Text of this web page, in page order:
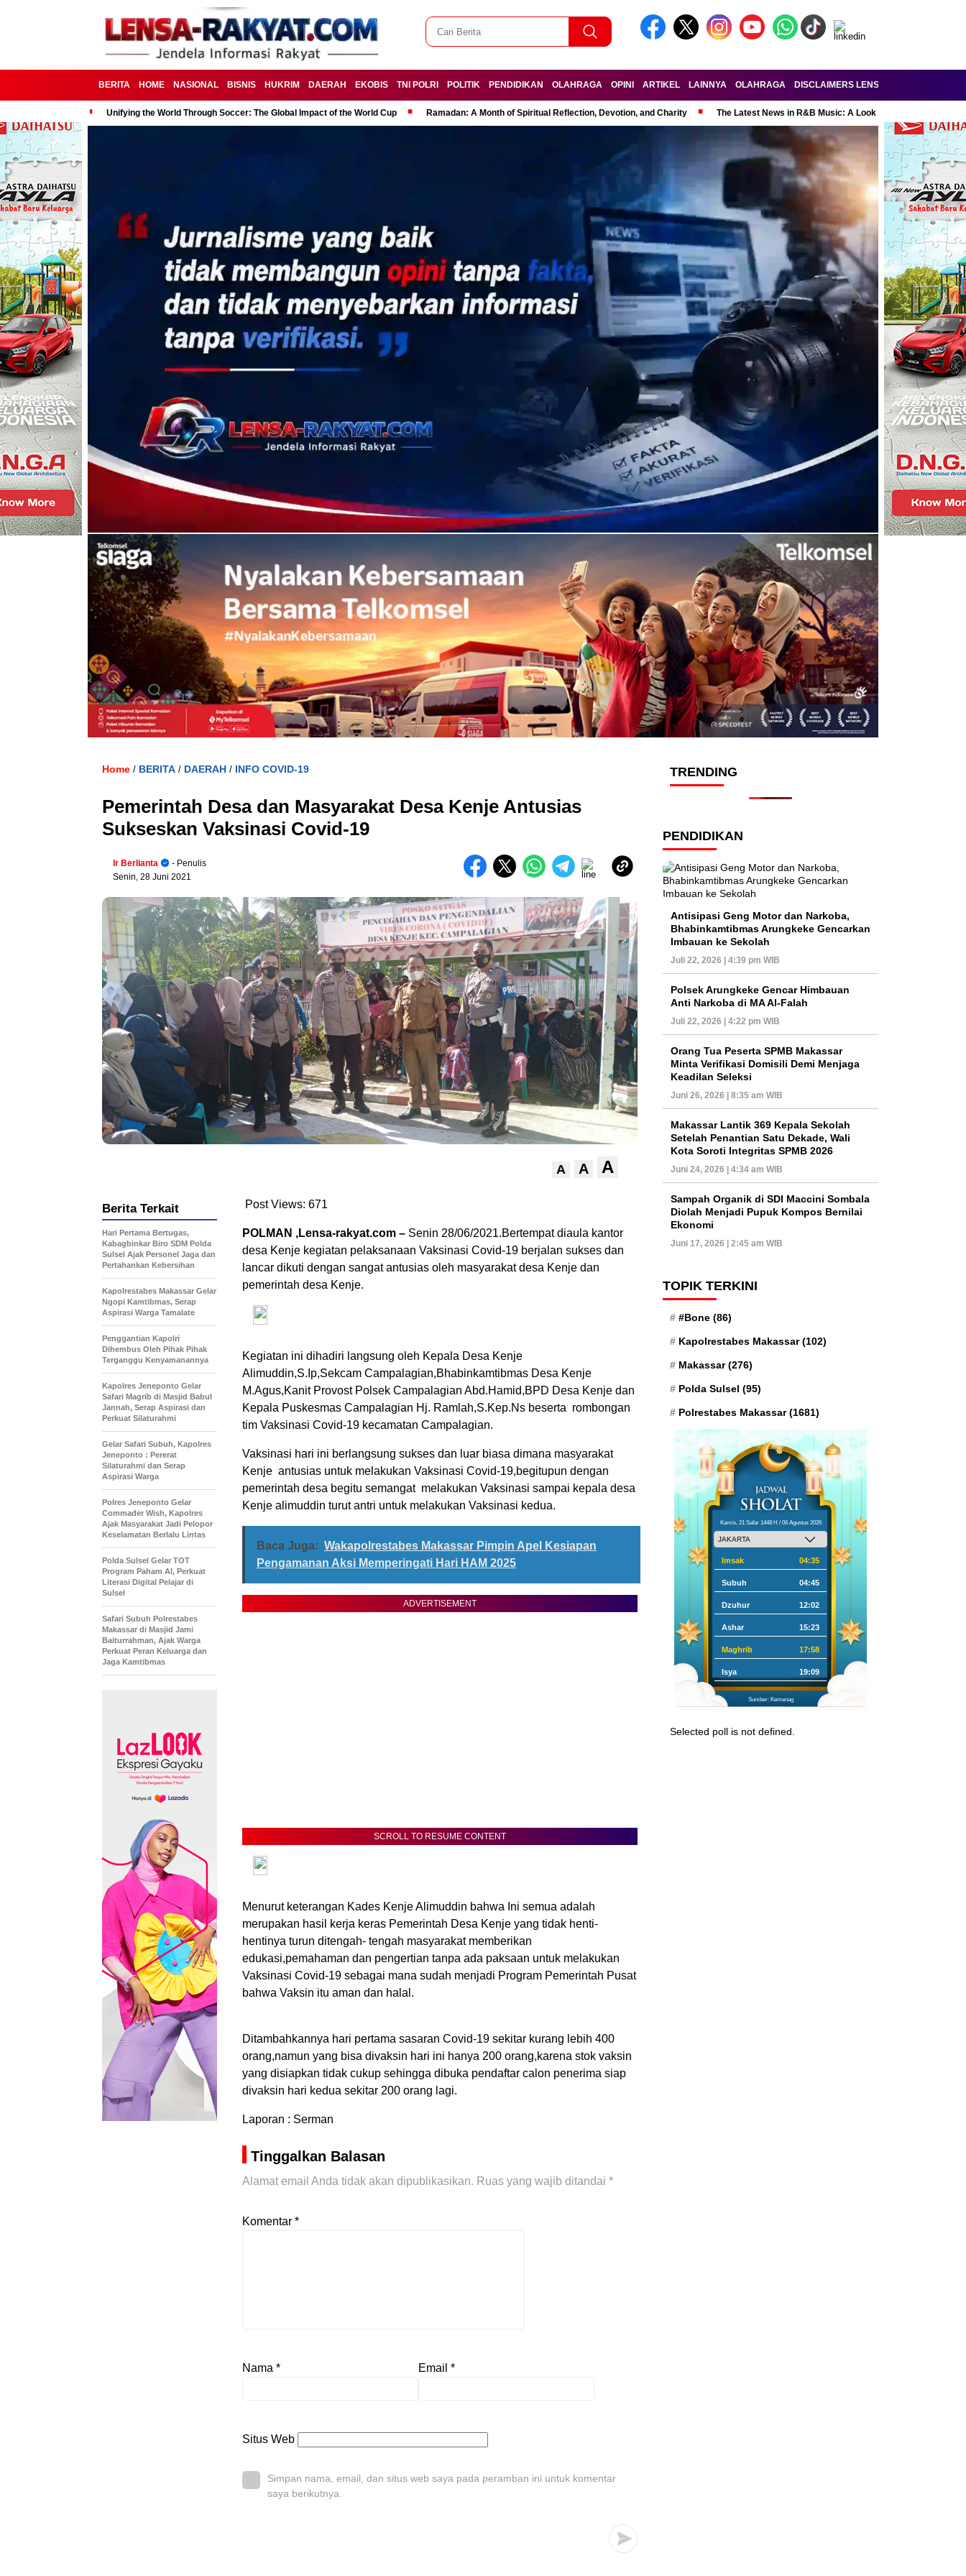
BERITA HOME NASIONAL BISNIS HUKRIM DAERAH EKOBIS TNI POLRI POLITIK PENDIDIKAN OLAHRAGA OPINI ARTIKEL LAINNYA OLAHRAGA DISCLAIMERS LENSA-RAKYAT.COM
Unifying the World Through Soccer: The Global Impact of the World Cup Ramadan: A Month of Spiritual Reflection, Devotion, and Charity The Latest News in R&B Music: A Look at Super Bowl
Home / BERITA / DAERAH / INFO COVID-19
Pemerintah Desa dan Masyarakat Desa Kenje Antusias
Sukseskan Vaksinasi Covid-19
Ir Berlianta
- Penulis
Senin, 28 Juni 2021
A A A
Post Views: 671
POLMAN ,Lensa-rakyat.com – Senin 28/06/2021.Bertempat diaula kantor
desa Kenje kegiatan pelaksanaan Vaksinasi Covid-19 berjalan sukses dan
lancar dikuti dengan sangat antusias oleh masyarakat desa Kenje dan
pemerintah desa Kenje.
Kegiatan ini dihadiri langsung oleh Kepala Desa Kenje
Alimuddin,S.Ip,Sekcam Campalagian,Bhabinkamtibmas Desa Kenje
M.Agus,Kanit Provost Polsek Campalagian Abd.Hamid,BPD Desa Kenje dan
Kepala Puskesmas Campalagian Hj. Ramlah,S.Kep.Ns beserta rombongan
tim Vaksinasi Covid-19 kecamatan Campalagian.
Vaksinasi hari ini berlangsung sukses dan luar biasa dimana masyarakat
Kenje antusias untuk melakukan Vaksinasi Covid-19,begitupun dengan
pemerintah desa begitu semangat melakukan Vaksinasi sampai kepala desa
Kenje alimuddin turut antri untuk melakukan Vaksinasi kedua.
Baca Juga: Wakapolrestabes Makassar Pimpin Apel Kesiapan
Pengamanan Aksi Memperingati Hari HAM 2025
ADVERTISEMENT
SCROLL TO RESUME CONTENT
Menurut keterangan Kades Kenje Alimuddin bahwa Ini semua adalah
merupakan hasil kerja keras Pemerintah Desa Kenje yang tidak henti-
hentinya turun ditengah- tengah masyarakat memberikan
edukasi,pemahaman dan pengertian tanpa ada paksaan untuk melakukan
Vaksinasi Covid-19 sebagai mana sudah menjadi Program Pemerintah Pusat
bahwa Vaksin itu aman dan halal.
Ditambahkannya hari pertama sasaran Covid-19 sekitar kurang lebih 400
orang,namun yang bisa divaksin hari ini hanya 200 orang,karena stok vaksin
yang disiapkan tidak cukup sehingga dibuka pendaftar calon penerima siap
divaksin hari kedua sekitar 200 orang lagi.
Laporan : Serman
Tinggalkan Balasan
Alamat email Anda tidak akan dipublikasikan. Ruas yang wajib ditandai *
Komentar *
Nama * Email *
Situs Web
Simpan nama, email, dan situs web saya pada peramban ini untuk komentar
saya berikutnya.
Berita Terkait
Hari Pertama Bertugas,
Kabagbinkar Biro SDM Polda
Sulsel Ajak Personel Jaga dan
Pertahankan Kebersihan
Kapolrestabes Makassar Gelar
Ngopi Kamtibmas, Serap
Aspirasi Warga Tamalate
Penggantian Kapolri
Dihembus Oleh Pihak Pihak
Terganggu Kenyamanannya
Kapolres Jeneponto Gelar
Safari Magrib di Masjid Babul
Jannah, Serap Aspirasi dan
Perkuat Silaturahmi
Gelar Safari Subuh, Kapolres
Jeneponto : Pererat
Silaturahmi dan Serap
Aspirasi Warga
Polres Jeneponto Gelar
Commader Wish, Kapolres
Ajak Masyarakat Jadi Pelopor
Keselamatan Berlalu Lintas
Polda Sulsel Gelar TOT
Program Paham AI, Perkuat
Literasi Digital Pelajar di
Sulsel
Safari Subuh Polrestabes
Makassar di Masjid Jami
Baiturrahman, Ajak Warga
Perkuat Peran Keluarga dan
Jaga Kamtibmas
TRENDING
PENDIDIKAN
Antisipasi Geng Motor dan Narkoba,
Bhabinkamtibmas Arungkeke Gencarkan
Imbauan ke Sekolah
Juli 22, 2026 | 4:39 pm WIB
Polsek Arungkeke Gencar Himbauan
Anti Narkoba di MA Al-Falah
Juli 22, 2026 | 4:22 pm WIB
Orang Tua Peserta SPMB Makassar
Minta Verifikasi Domisili Demi Menjaga
Keadilan Seleksi
Juni 26, 2026 | 8:35 am WIB
Makassar Lantik 369 Kepala Sekolah
Setelah Penantian Satu Dekade, Wali
Kota Soroti Integritas SPMB 2026
Juni 24, 2026 | 4:34 am WIB
Sampah Organik di SDI Maccini Sombala
Diolah Menjadi Pupuk Kompos Bernilai
Ekonomi
Juni 17, 2026 | 2:45 am WIB
TOPIK TERKINI
#Bone (86)
Kapolrestabes Makassar(102)
Makassar(276)
Polda Sulsel (95)
Polrestabes Makassar(1681)
Kamis, 21 Safar 1448 H / 06 Agustus 2026
Imsak 04:35
Subuh 04:45
Dzuhur 12:02
Ashar 15:23
Maghrib 17:58
Isya 19:09
Sumber: Kemenag
Selected poll is not defined.